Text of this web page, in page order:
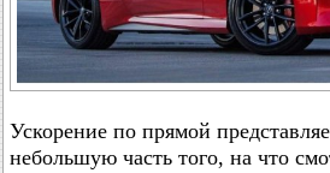
Ускорение по прямой
небольшую часть того, на что